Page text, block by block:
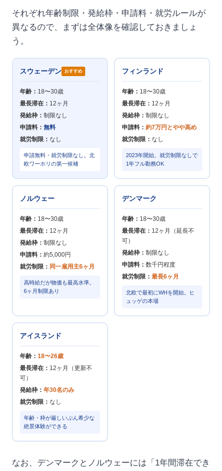
それぞれ年齢制限・発給枠・申請料・就労ルールが
異なるので、まずは全体像を確認しておきましょ
う。
スウェーデン おすすめ
年齢： 18〜30歳
最長滞在： 12ヶ月
発給枠： 制限なし
申請料： 無料
就労制限： なし
申請無料・就労制限なし。北
欧ワーホリの第一候補
フィンランド
年齢： 18〜30歳
最長滞在： 12ヶ月
発給枠： 制限なし
申請料： 約7万円とやや高め
就労制限： なし
2023年開始。就労制限なしで
1年フル勤務OK
ノルウェー
年齢： 18〜30歳
最長滞在： 12ヶ月
発給枠： 制限なし
申請料： 約5,000円
就労制限： 同一雇用主6ヶ月
高時給だが物価も最高水準。
6ヶ月制限あり
デンマーク
年齢： 18〜30歳
最長滞在： 12ヶ月（延長不
可）
発給枠： 制限なし
申請料： 数千円程度
就労制限： 最長6ヶ月
北欧で最初にWHを開始。ヒ
ュッゲの本場
アイスランド
年齢： 18〜26歳
最長滞在： 12ヶ月（更新不
可）
発給枠： 年30名のみ
就労制限： なし
年齢・枠が厳しいぶん希少な
絶景体験ができる
なお、デンマークとノルウェーには「1年間滞在でき